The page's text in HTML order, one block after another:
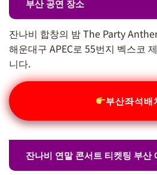
부산 공연 장소
잔나비 합창의 밤 The Party
해운대구 APEC로 55번지 벡스코
니다.
부산좌석배
잔나비 연말 콘서트 티켓팅 부산